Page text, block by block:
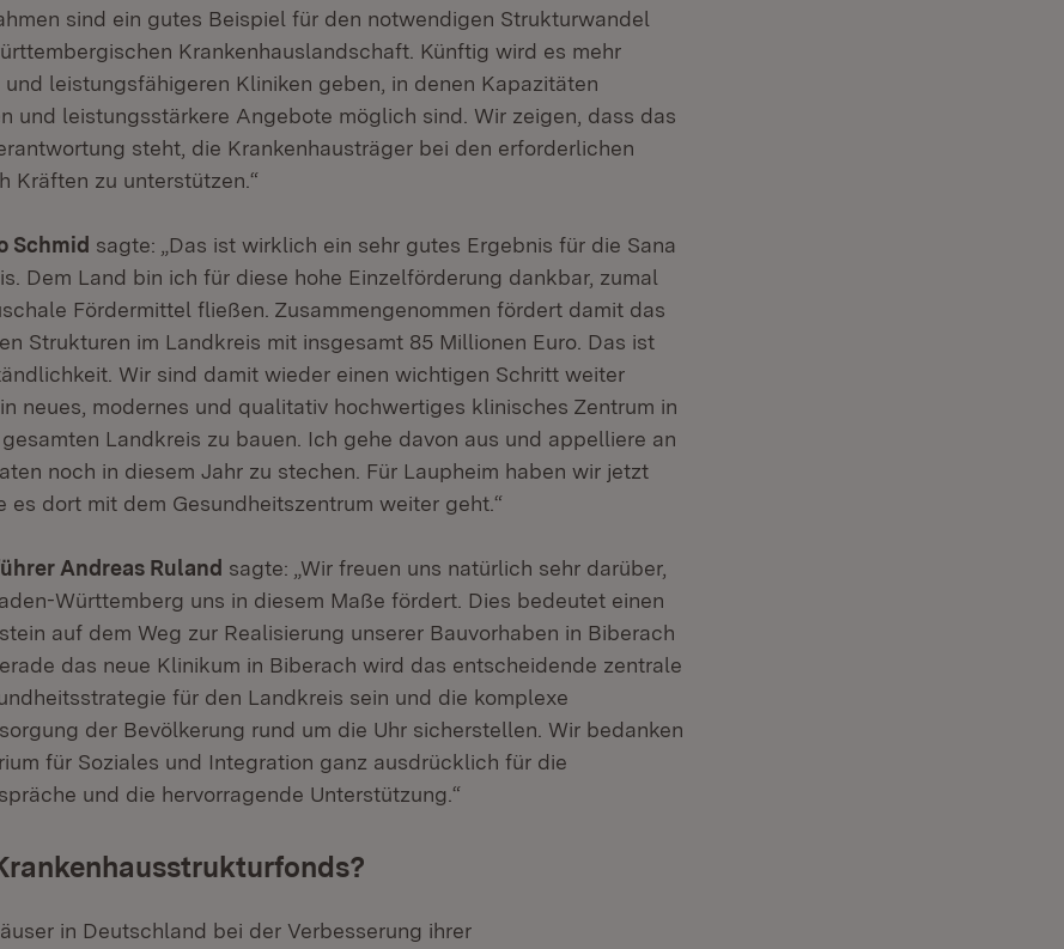
sind ein gutes Beispiel für den notwendigen Strukturwandel
Krankenhauslandschaft. Künftig wird es mehr
leistungsfähigeren Kliniken geben, in denen Kapazitäten
und leistungsstärkere Angebote möglich sind. Wir zeigen, dass das
steht, die Krankenhausträger bei den erforderlichen
Kräften zu unterstützen.“
Schmid sagte: „Das ist wirklich ein sehr gutes Ergebnis für die Sana
Dem Land bin ich für diese hohe Einzelförderung dankbar, zumal
Fördermittel fließen. Zusammengenommen fördert damit das
Strukturen im Landkreis mit insgesamt 85 Millionen Euro. Das ist
Wir sind damit wieder einen wichtigen Schritt weiter
neues, modernes und qualitativ hochwertiges klinisches Zentrum in
Landkreis zu bauen. Ich gehe davon aus und appelliere an
noch in diesem Jahr zu stechen. Für Laupheim haben wir jetzt
es dort mit dem Gesundheitszentrum weiter geht.“
Andreas Ruland sagte: „Wir freuen uns natürlich sehr darüber,
Württemberg uns in diesem Maße fördert. Dies bedeutet einen
auf dem Weg zur Realisierung unserer Bauvorhaben in Biberach
das neue Klinikum in Biberach wird das entscheidende zentrale
für den Landkreis sein und die komplexe
der Bevölkerung rund um die Uhr sicherstellen. Wir bedanken
für Soziales und Integration ganz ausdrücklich für die
und die hervorragende Unterstützung.“
in Deutschland bei der Verbesserung ihrer